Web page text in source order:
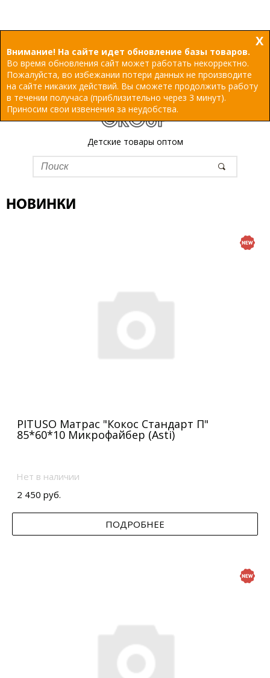
Внимание! На сайте идет обновление базы товаров.
Во время обновления сайт может работать некорректно.
Пожалуйста, во избежании потери данных не производите
на сайте никаких действий. Вы сможете продолжить работу
в течении получаса (приблизительно через 3 минут).
Приносим свои извенения за неудобства.
X
Детские товары оптом
НОВИНКИ
PITUSO Матрас "Кокос Стандарт П"
85*60*10 Микрофайбер (Asti)
Нет в наличии
2 450 руб.
ПОДРОБНЕЕ